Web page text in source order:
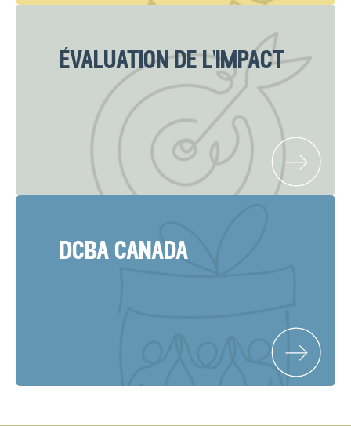
évaluation de l'impact
dcba canada